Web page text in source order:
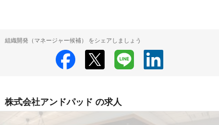
組織開発（マネージャー候補） をシェアしましょう
株式会社アンドパッド の求人